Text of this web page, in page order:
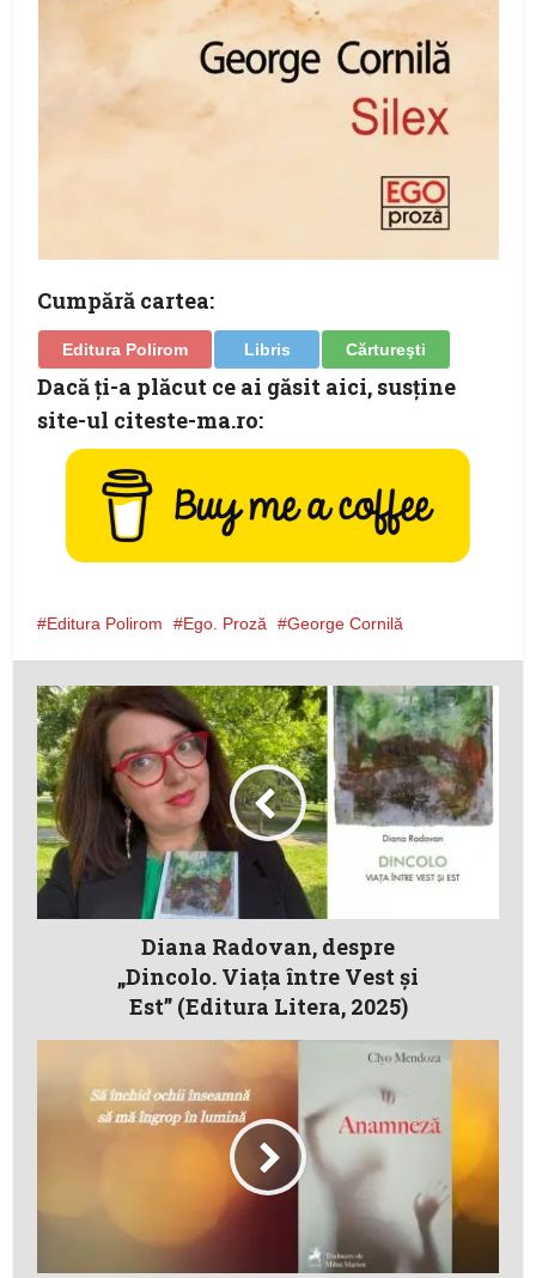
Cumpără cartea:
Editura Polirom Libris Cărtureşti
Dacă ţi-a plăcut ce ai găsit aici, susţine
site-ul citeste-ma.ro:
Editura Polirom Ego. Proză George Cornilă
Diana Radovan, despre
„Dincolo. Viața între Vest și
Est” (Editura Litera, 2025)